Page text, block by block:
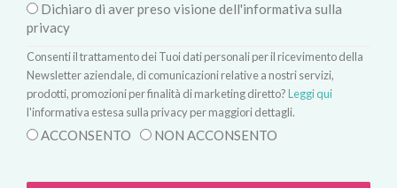
Dichiaro di aver preso visione dell'informativa sulla
privacy
Consenti il trattamento dei Tuoi dati personali per il ricevimento della
Newsletter aziendale, di comunicazioni relative a nostri servizi,
prodotti, promozioni per finalità di marketing diretto?Leggi qui
l'informativa estesa sulla privacy per maggiori dettagli.
ACCONSENTO NON ACCONSENTO